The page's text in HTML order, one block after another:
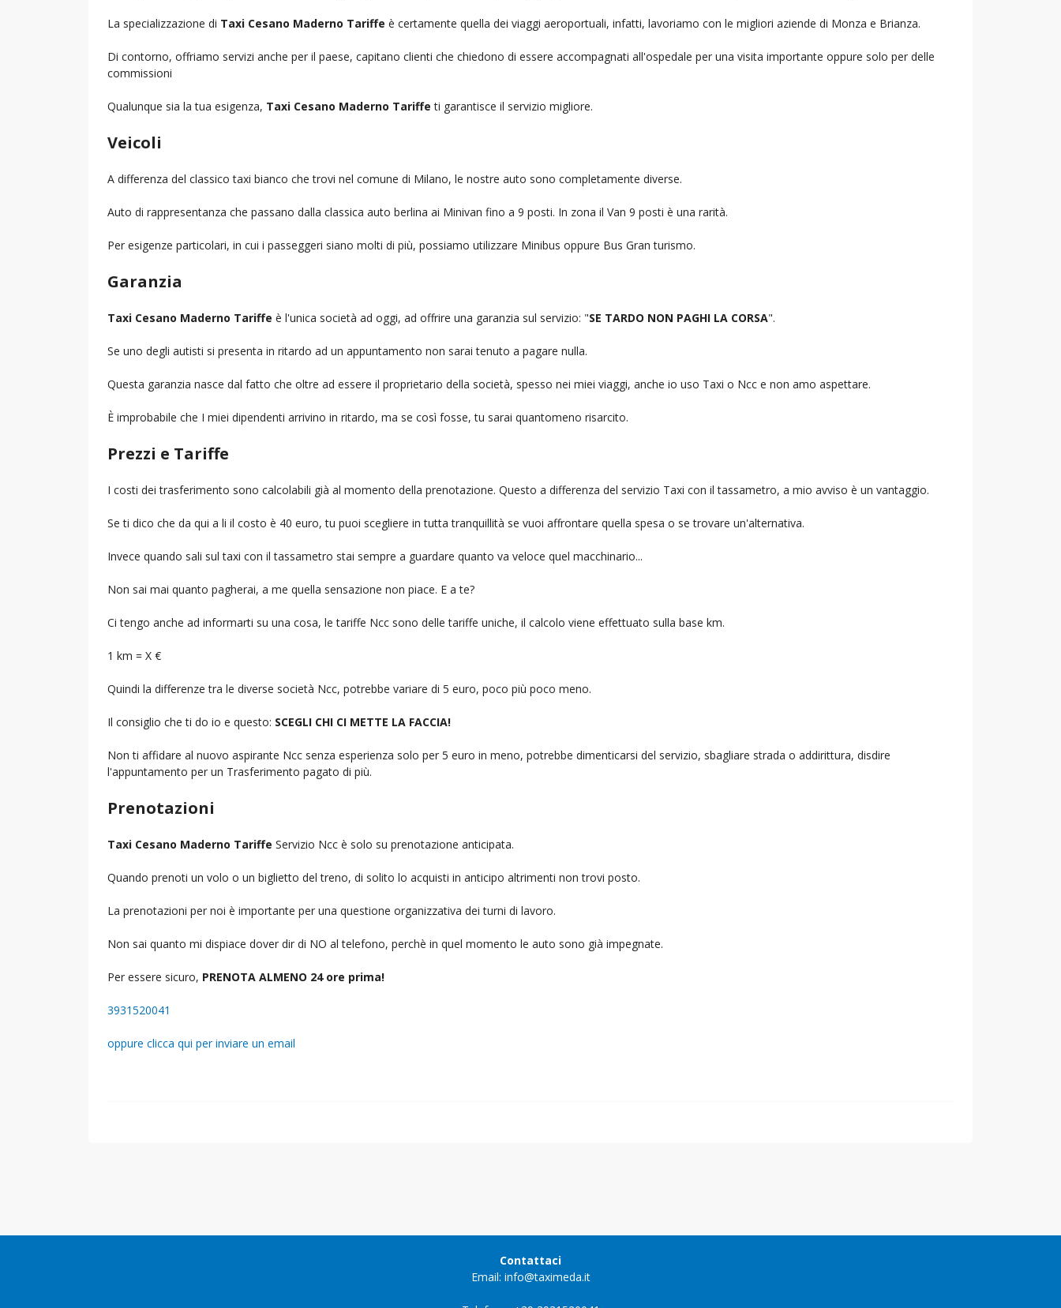
La specializzazione di Taxi Cesano Maderno Tariffe è certamente quella dei viaggi aeroportuali, infatti, lavoriamo con le migliori aziende di Monza e Brianza.
Di contorno, offriamo servizi anche per il paese, capitano clienti che chiedono di essere accompagnati all'ospedale per una visita importante oppure solo per delle
commissioni
Qualunque sia la tua esigenza, Taxi Cesano Maderno Tariffe ti garantisce il servizio migliore.
Veicoli
A differenza del classico taxi bianco che trovi nel comune di Milano, le nostre auto sono completamente diverse.
Auto di rappresentanza che passano dalla classica auto berlina ai Minivan fino a 9 posti. In zona il Van 9 posti è una rarità.
Per esigenze particolari, in cui i passeggeri siano molti di più, possiamo utilizzare Minibus oppure Bus Gran turismo.
Garanzia
Taxi Cesano Maderno Tariffe è l'unica società ad oggi, ad offrire una garanzia sul servizio: "SE TARDO NON PAGHI LA CORSA".
Se uno degli autisti si presenta in ritardo ad un appuntamento non sarai tenuto a pagare nulla.
Questa garanzia nasce dal fatto che oltre ad essere il proprietario della società, spesso nei miei viaggi, anche io uso Taxi o Ncc e non amo aspettare.
È improbabile che I miei dipendenti arrivino in ritardo, ma se così fosse, tu sarai quantomeno risarcito.
Prezzi e Tariffe
I costi dei trasferimento sono calcolabili già al momento della prenotazione. Questo a differenza del servizio Taxi con il tassametro, a mio avviso è un vantaggio.
Se ti dico che da qui a li il costo è 40 euro, tu puoi scegliere in tutta tranquillità se vuoi affrontare quella spesa o se trovare un'alternativa.
Invece quando sali sul taxi con il tassametro stai sempre a guardare quanto va veloce quel macchinario...
Non sai mai quanto pagherai, a me quella sensazione non piace. E a te?
Ci tengo anche ad informarti su una cosa, le tariffe Ncc sono delle tariffe uniche, il calcolo viene effettuato sulla base km.
1 km = X €
Quindi la differenze tra le diverse società Ncc, potrebbe variare di 5 euro, poco più poco meno.
Il consiglio che ti do io e questo: SCEGLI CHI CI METTE LA FACCIA!
Non ti affidare al nuovo aspirante Ncc senza esperienza solo per 5 euro in meno, potrebbe dimenticarsi del servizio, sbagliare strada o addirittura, disdire
l'appuntamento per un Trasferimento pagato di più.
Prenotazioni
Taxi Cesano Maderno Tariffe Servizio Ncc è solo su prenotazione anticipata.
Quando prenoti un volo o un biglietto del treno, di solito lo acquisti in anticipo altrimenti non trovi posto.
La prenotazioni per noi è importante per una questione organizzativa dei turni di lavoro.
Non sai quanto mi dispiace dover dir di NO al telefono, perchè in quel momento le auto sono già impegnate.
Per essere sicuro, PRENOTA ALMENO 24 ore prima!
3931520041
oppure clicca qui per inviare un email
Contattaci
Email: info@taximeda.it